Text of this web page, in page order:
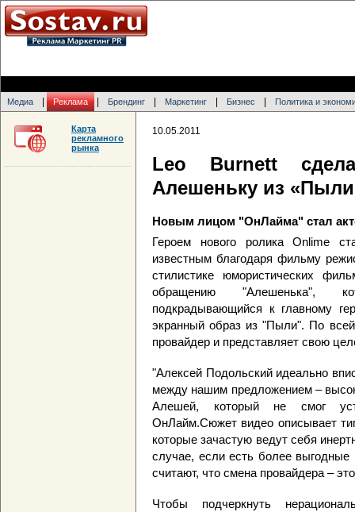
Медиа Реклама Брендинг Маркетинг Бизнес Политика и
10.05.2011
Leo Burnett
Алешеньку из
Новым лицом "ОнЛайма" стал
Героем нового ролика Onlime
известным благодаря фильму
стилистике юмористических
обращению "Алешенька",
подкрадывающийся к главному
экранный образ из "Пыли". По
провайдер и представляет свою
"Алексей Подольский идеально
между нашим предложением –
Алешей, который не смог
ОнЛайм.Сюжет видео описывает
которые зачастую ведут себя
случае, если есть более
считают, что смена провайдера –
Чтобы подчеркнуть
Карта
рекламного
рынка